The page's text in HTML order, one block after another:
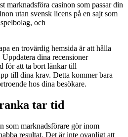
marknadsföra casinon som passar din
utan svensk licens på en sajt som
och
en trovärdig hemsida är att hålla
dina recensioner
för att ta bort länkar till
till dina krav. Detta kommer bara
hos dina besökare.
tar tid
som marknadsförare gör inom
resultat. Det är inte ovanligt att